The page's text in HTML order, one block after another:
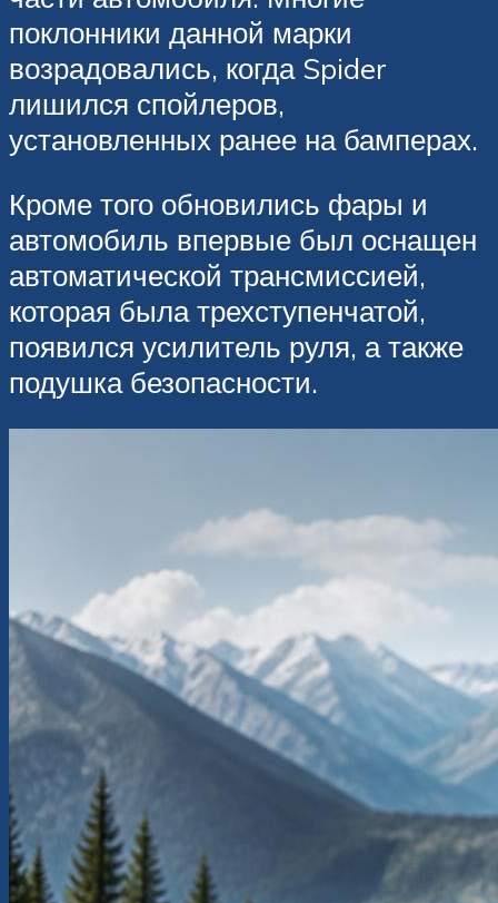
поклонники данной марки
возрадовались, когда Spider
лишился спойлеров,
установленных ранее на бамперах.
Кроме того обновились фары и
автомобиль впервые был оснащен
автоматической трансмиссией,
которая была трехступенчатой,
появился усилитель руля, а также
подушка безопасности.